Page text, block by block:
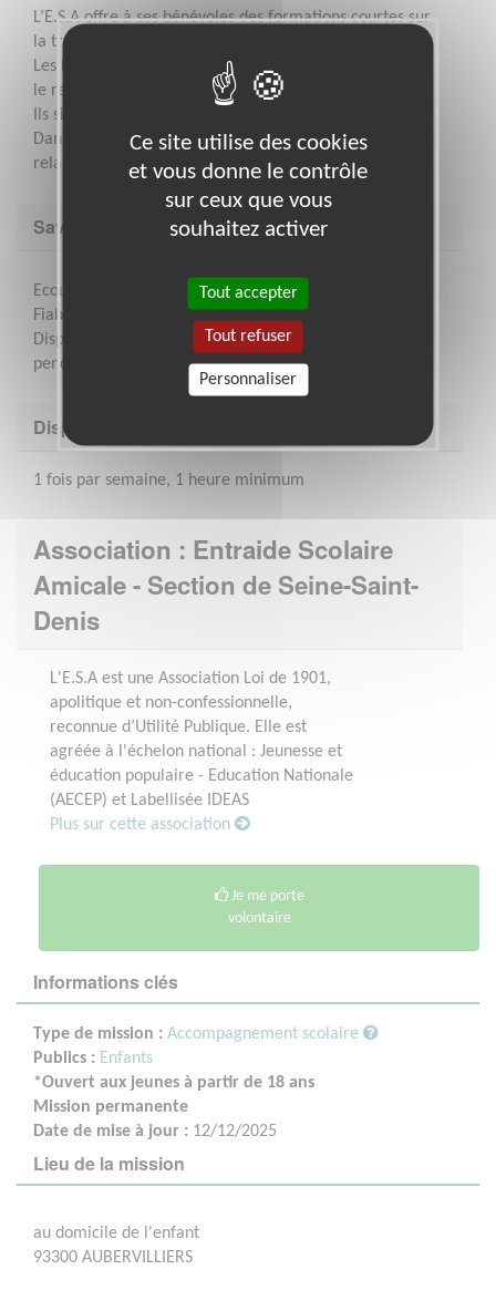
L’E.S.A offre à ses bénévoles des formations courtes sur
la transmission des savoirs.
Les bénévoles sont rattachés à une antenne locale dont
le responsable apporte aide et conseil.
Ils signent une charte définissant leur engagement.
Dans le cadre du soutien scolaire, ils peuvent être en
relation avec l’établissement fréquenté par l’enfant.
Savoir être & compétences
Ecoute – Compréhension – Dialogue
Fiabilité – Régularité
Disponibilité : au minimum une heure par semaine
pendant l'année scolaire
Disponibilité demandée
1 fois par semaine, 1 heure minimum
Association : Entraide Scolaire
Amicale - Section de Seine-Saint-
Denis
L'E.S.A est une Association Loi de 1901,
apolitique et non-confessionnelle,
reconnue d’Utilité Publique. Elle est
agréée à l'échelon national : Jeunesse et
éducation populaire - Education Nationale
(AECEP) et Labellisée IDEAS
Plus sur cette association
Je me porte
volontaire
Informations clés
Type de mission : Accompagnement scolaire
Publics : Enfants
*Ouvert aux jeunes à partir de 18 ans
Mission permanente
Date de mise à jour : 12/12/2025
Lieu de la mission
au domicile de l'enfant
93300 AUBERVILLIERS
Ce site utilise des cookies
et vous donne le contrôle
sur ceux que vous
souhaitez activer
Tout accepter
Tout refuser
Personnaliser